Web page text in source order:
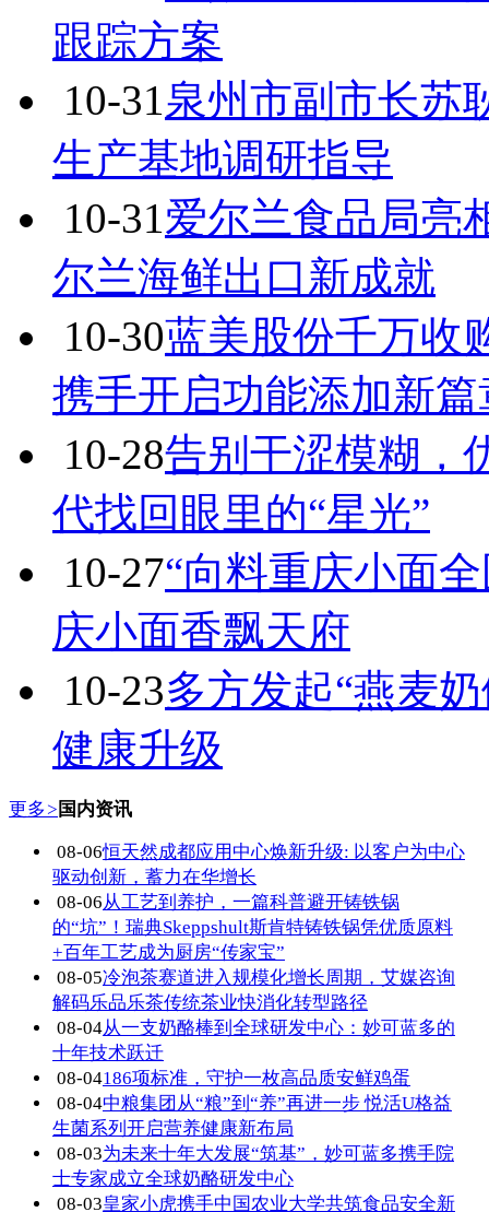
跟踪方案
10-31泉州市副市长苏
生产基地调研指导
10-31爱尔兰食品局亮
尔兰海鲜出口新成就
10-30蓝美股份千万收
携手开启功能添加新篇
10-28告别干涩模糊，
代找回眼里的“星光”
10-27“向料重庆小面
庆小面香飘天府
10-23多方发起“燕麦
健康升级
更多> 国内资讯
08-06恒天然成都应用中心焕新升级: 以客户为中心
驱动创新，蓄力在华增长
08-06从工艺到养护，一篇科普避开铸铁锅
的“坑”！瑞典Skeppshult斯肯特铸铁锅凭优质原料
+百年工艺成为厨房“传家宝”
08-05冷泡茶赛道进入规模化增长周期，艾媒咨询
解码乐品乐茶传统茶业快消化转型路径
08-04从一支奶酪棒到全球研发中心：妙可蓝多的
十年技术跃迁
08-04186项标准，守护一枚高品质安鲜鸡蛋
08-04中粮集团从“粮”到“养”再进一步 悦活U格益
生菌系列开启营养健康新布局
08-03为未来十年大发展“筑基”，妙可蓝多携手院
士专家成立全球奶酪研发中心
08-03皇家小虎携手中国农业大学共筑食品安全新